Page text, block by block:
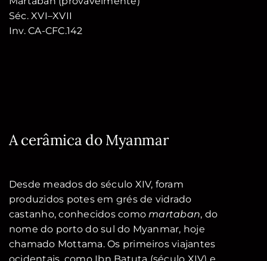
Séc. XVI–XVII
Inv. CA-CFC.142
A cerâmica do Myanmar
Desde meados do século XIV, foram
produzidos potes em grés de vidrado
castanho, conhecidos comomartaban, do
nome do porto do sul do Myanmar, hoje
chamado Mottama. Os primeiros viajantes